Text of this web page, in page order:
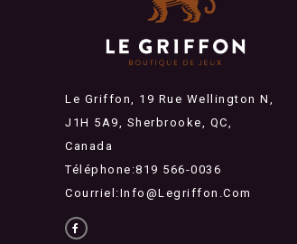
Le Griffon, 19 Rue Wellington N,
J1H 5A9, Sherbrooke, QC,
Canada
Téléphone:819 566-0036
Courriel:Info@legriffon.com